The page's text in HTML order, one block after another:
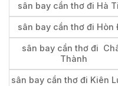
sân bay cần thơ đi Hà
sân bay cần thơ đi Hòn
sân bay cần thơ đi
Thành
sân bay cần thơ đi Kiên